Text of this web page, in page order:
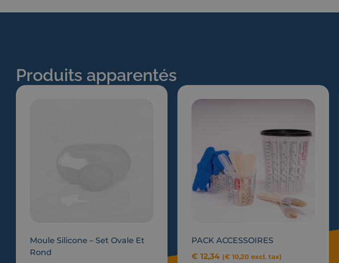
Produits apparentés
Moule Silicone – Set Ovale Et
Rond
PACK ACCESSOIRES
€ 12,34 (€ 10,20 excl. tax)